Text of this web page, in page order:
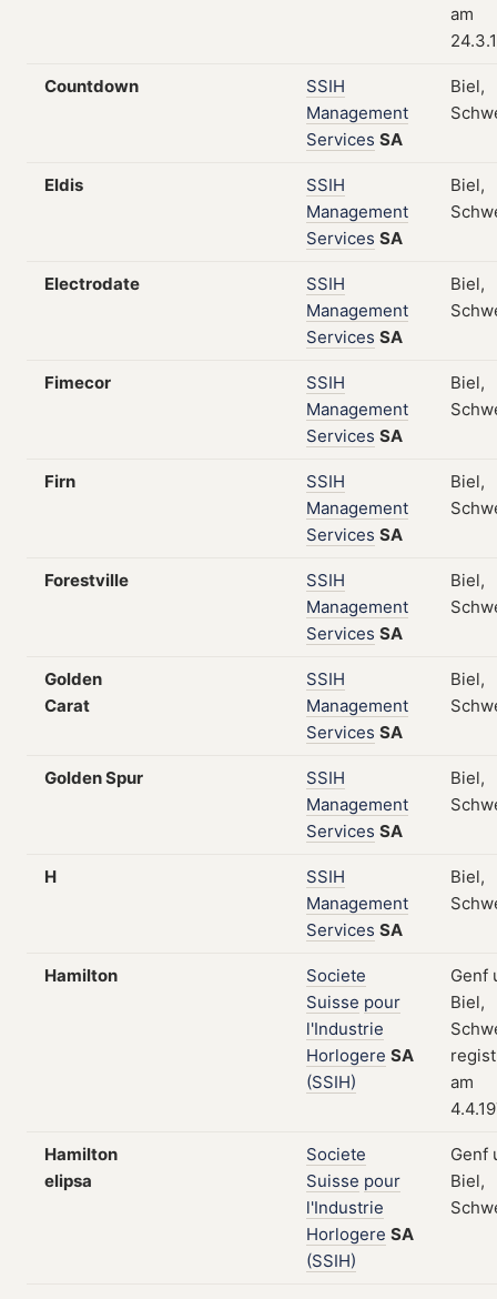
am
Countdown
SSIH
Management
Services SA
Biel,
Eldis
SSIH
Management
Services SA
Biel,
Electrodate
SSIH
Management
Services SA
Biel,
Fimecor
SSIH
Management
Services SA
Biel,
Firn
SSIH
Management
Services SA
Biel,
Forestville
SSIH
Management
Services SA
Biel,
Golden
Carat
SSIH
Management
Services SA
Biel,
Golden Spur
SSIH
Management
Services SA
Biel,
H
SSIH
Management
Services SA
Biel,
Hamilton
Societe
Suisse pour
l'Industrie
Horlogere SA
(SSIH)
Genf
Biel,
am
Hamilton
elipsa
Societe
Suisse pour
l'Industrie
Horlogere SA
(SSIH)
Genf
Biel,